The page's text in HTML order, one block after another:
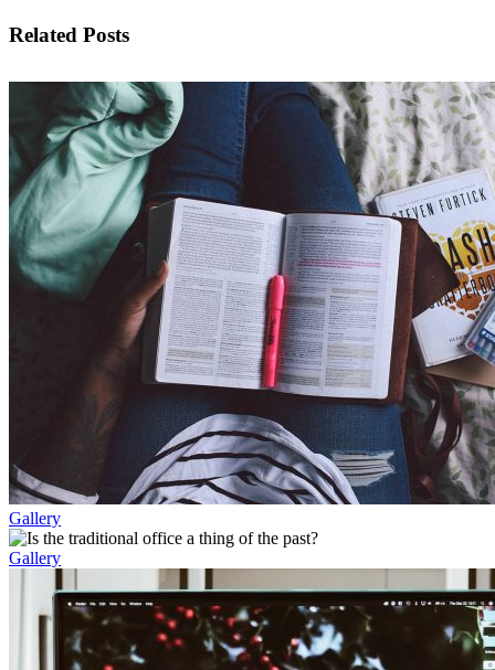
Facebook
X
Tumblr
Pinterest
Related Posts
Gallery
Gallery